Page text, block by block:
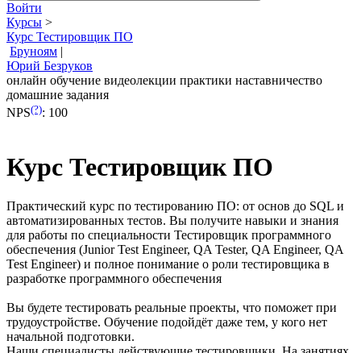
Войти
Курсы >
Курс Тестировщик ПО
Бруноям |
Юрий Безруков
онлайн обучение видеолекции практики наставничество
домашние задания
NPS(?): 100
Курс Тестировщик ПО
Практический курс по тестированию ПО: от основ до SQL и
автоматизированных тестов. Вы получите навыки и знания
для работы по специальности Тестировщик программного
обеспечения (Junior Test Engineer, QA Tester, QA Engineer, QA
Test Engineer) и полное понимание о роли тестировщика в
разработке программного обеспечения
Вы будете тестировать реальные проекты, что поможет при
трудоустройстве. Обучение подойдёт даже тем, у кого нет
начальной подготовки.